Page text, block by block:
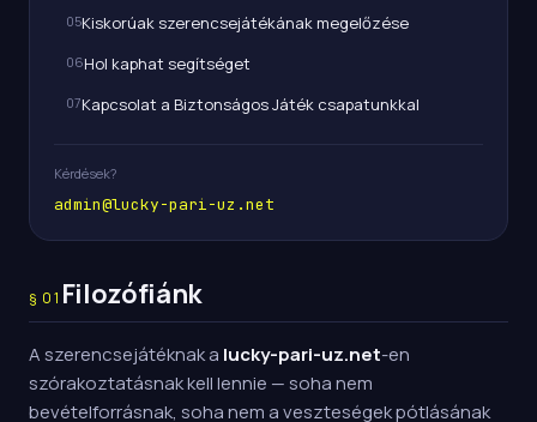
05Kiskorúak szerencsejátékának megelőzése
06Hol kaphat segítséget
07Kapcsolat a Biztonságos Játék csapatunkkal
Kérdések?
admin@lucky-pari-uz.net
§ 01 Filozófiánk
A szerencsejátéknak a lucky-pari-uz.net-en
szórakoztatásnak kell lennie — soha nem
bevételforrásnak, soha nem a veszteségek pótlásának